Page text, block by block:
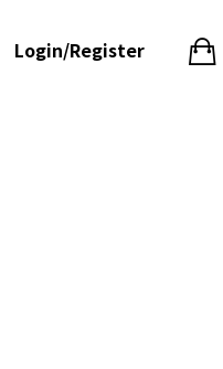
Login/Register